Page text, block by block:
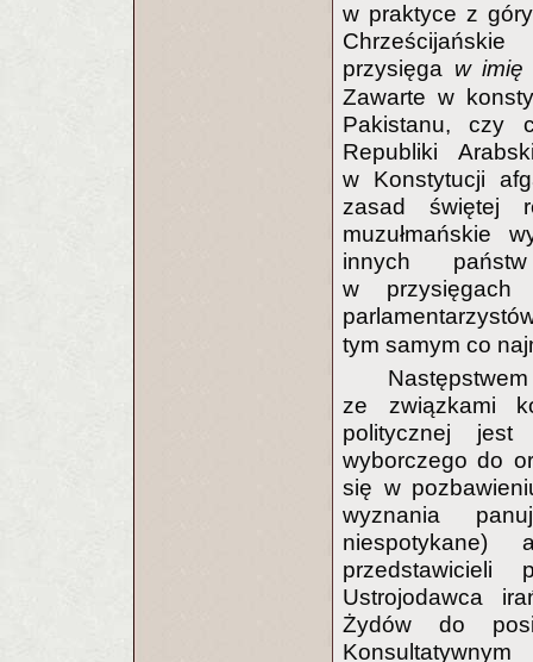
w praktyce z
przysięga w imię
Zawarte w
Pakistanu, czy
Republiki
w Konstytucji
zasad świętej
muzułmańskie
innych
w przysięgach
tym samym co
ze związkami
politycznej
wyborczego do
się w
wyznania
przedstawicieli
Ustrojodawca
Żydów do
Konsultatywnym